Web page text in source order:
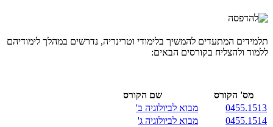
תלמידים המתעדים להמשיך בלימודי וטרינריה, נדרשים במהלך לימודיהם
ללמוד ולהצליח בקורסים הבאים:
מס' הקורס
שם הקורס
0455.1513
מבוא לביולוגיה ב'
0455.1514
מבוא לביולוגיה ג'